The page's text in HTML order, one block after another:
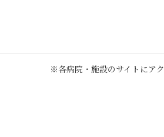
※各病院・施設のサイトにアク